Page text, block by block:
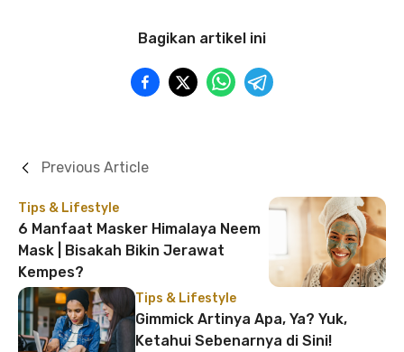
Bagikan artikel ini
Tips & Lifestyle
6 Manfaat Masker Himalaya Neem
Mask | Bisakah Bikin Jerawat
Kempes?
Previous Article
Tips & Lifestyle
Gimmick Artinya Apa, Ya? Yuk,
Ketahui Sebenarnya di Sini!